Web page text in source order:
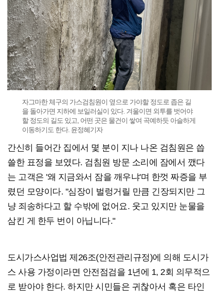
자그마한 체구의 가스검침원이 옆으로 가야할 정도로 좁은 길
을 돌아가면 지하에 보일러실이 있다. 겨울이면 외투를 벗어야
할 정도의 길도 있고, 어떤 곳은 물건이 쌓여 곡예하듯 아슬하게
이동하기도 한다. 윤정혜기자
간신히 들어간 집에서 몇 분이 지나 나온 검침원은 씁
쓸한 표정을 보였다. 검침원 방문 소리에 잠에서 깼다
는 고객은 '왜 지금와서 잠을 깨우냐'며 한껏 짜증을 부
렸던 모양이다. "심장이 벌렁거릴 만큼 긴장되지만 그
냥 죄송하다고 할 수밖에 없어요. 웃고 있지만 눈물을
삼킨 게 한두 번이 아닙니다."
도시가스사업법 제26조(안전관리규정)에 의해 도시가
스 사용 가정이라면 안전점검을 1년에 1, 2회 의무적으
로 받아야 한다. 하지만 시민들은 귀찮아서 혹은 타인